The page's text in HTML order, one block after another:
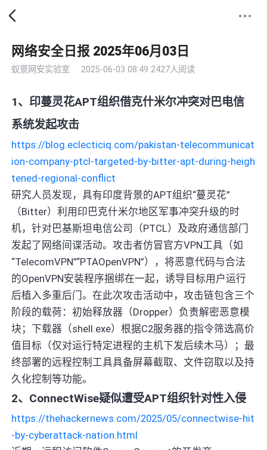
网络安全日报 2025年06月03日
蚁景网安实验室 2025-06-03 08:49 2427人阅读
1、印蔓灵花APT组织借克什米尔冲突对巴电信
系统发起攻击
https://blog.eclecticiq.com/pakistan-telecommunicat
ion-company-ptcl-targeted-by-bitter-apt-during-heigh
tened-regional-conflict
研究人员发现，具有印度背景的APT组织“蔓灵花”
（Bitter）利用印巴克什米尔地区军事冲突升级的时
机，针对巴基斯坦电信公司（PTCL）及政府通信部门
发起了网络间谍活动。攻击者仿冒官方VPN工具（如
“TelecomVPN”“PTAOpenVPN”），将恶意代码与合法
的OpenVPN安装程序捆绑在一起，诱导目标用户运行
后植入多重后门。在此次攻击活动中，攻击链包含三个
阶段的载荷：初始释放器（Dropper）负责解密恶意模
块；下载器（shell.exe）根据C2服务器的指令筛选高价
值目标（仅对运行特定进程的主机下发后续木马）；最
终部署的远程控制工具具备屏幕截取、文件窃取以及持
久化控制等功能。
2、ConnectWise疑似遭受APT组织针对性入侵
https://thehackernews.com/2025/05/connectwise-hit
-by-cyberattack-nation.html